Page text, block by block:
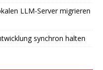
LLM-Server migrieren
synchron halten